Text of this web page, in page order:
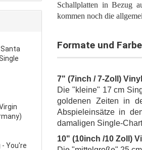
Schallplatten in Bezug
kommen noch die
Formate und
7" (7inch / 7-Zoll)
Die "kleine" 17 cm
goldenen Zeiten in
Abspieleinsätze in
damaligen Single-
10" (10inch /10 Zoll)
Santa
- You're